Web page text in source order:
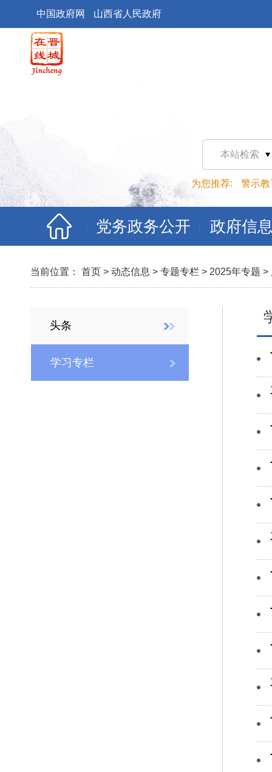
中国政府网 山西省人民政府
本站检索
为您推荐: 警示教
党务政务公开 政府信
当前位置： 首页 > 动态信息 > 专题专栏 > 2025年专题 >
头条
学习专栏